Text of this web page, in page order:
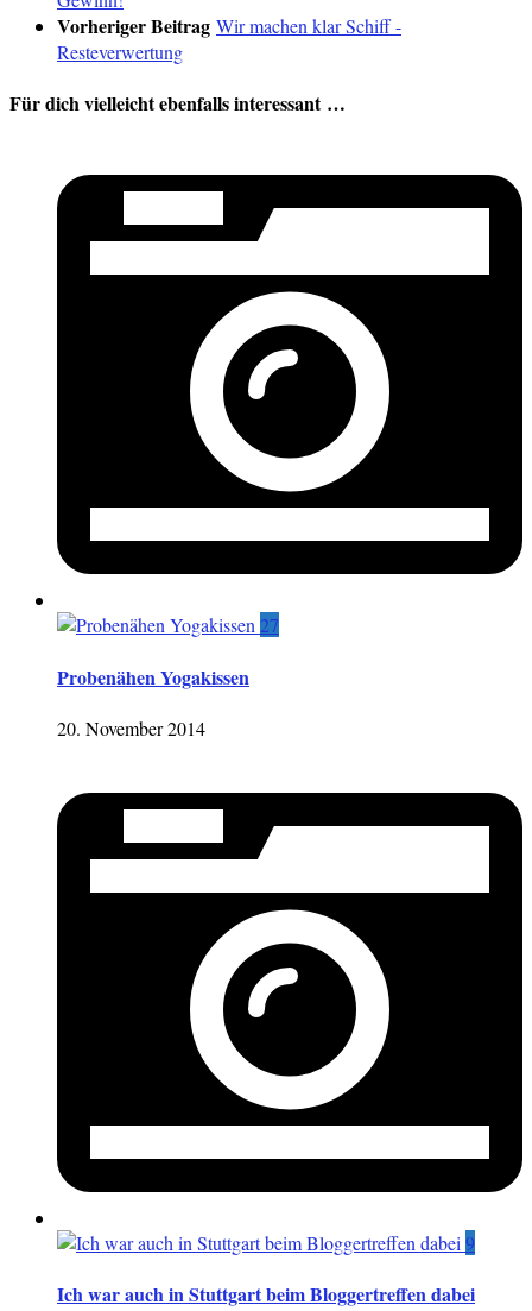
Vorheriger Beitrag Wir machen klar Schiff -
Resteverwertung
Für dich vielleicht ebenfalls interessant …
27
Probenähen Yogakissen
20. November 2014
9
Ich war auch in Stuttgart beim Bloggertreffen dabei